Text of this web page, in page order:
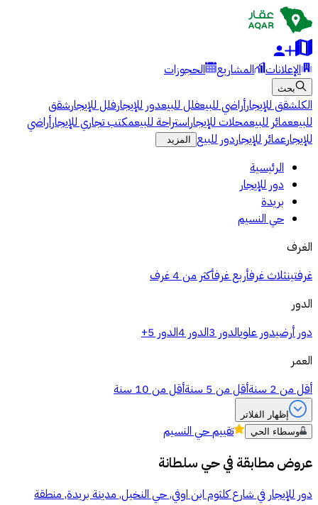
الإعلانات المشاريع الحجوزات
بحث
الكلشقق للإيجارأراضي للبيعفلل للبيعدور للإيجارفلل للإيجارشقق
للبيععمائر للبيعمحلات للإيجاراستراحة للبيعمكتب تجاري للإيجارأراضي
للإيجارعمائر للإيجاردور للبيع المزيد
الرئيسية
دور للإيجار
بريدة
حي النسيم
الغرف
غرفتينثلاث غرفأربع غرفأكثر من 4 غرف
الدور
دور أرضيدور علويالدور 3 الدور 4 الدور 5+
العمر
أقل من 2 سنة
أقل من 5 سنة أقل من 10 سنة
إظهار الفلاتر
وسطاء الحي
تقييمحي النسيم
عروض مطابقة فيحي سلطانة
دور للإيجار في شارع كلثوم ابن اوفي, حي النخيل, مدينة بريدة, منطقة